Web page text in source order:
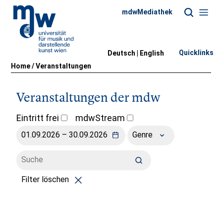
Home/Veranstaltungen
mdwMediathek
Deutsch | English Quicklinks
Veranstaltungen der mdw
Eintritt frei mdwStream
Genre
Filter löschen